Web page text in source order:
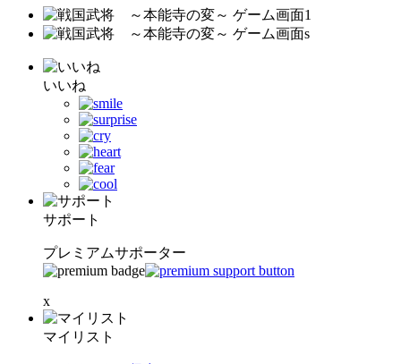
いいね
サポート
プレミアムサポーター
x
マイリスト